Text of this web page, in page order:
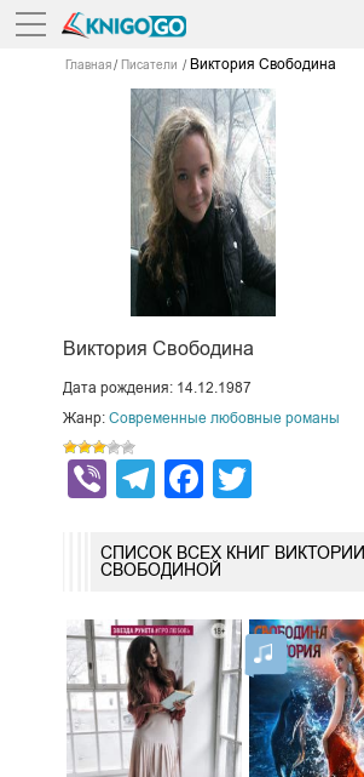
Главная Писатели Виктория Свободина
Виктория Свободина
Дата рождения: 14.12.1987
Жанр: Современные любовные романы
ViberTelegram
Facebook
СПИСОК ВСЕХ КНИГ ВИКТОРИИ
СВОБОДИНОЙ